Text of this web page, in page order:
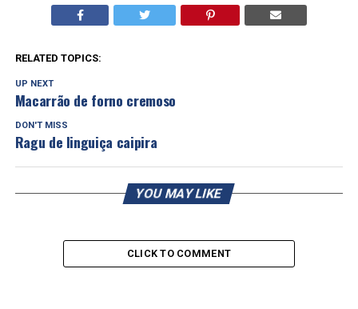
RELATED TOPICS:
UP NEXT
Macarrão de forno cremoso
DON'T MISS
Ragu de linguiça caipira
YOU MAY LIKE
CLICK TO COMMENT